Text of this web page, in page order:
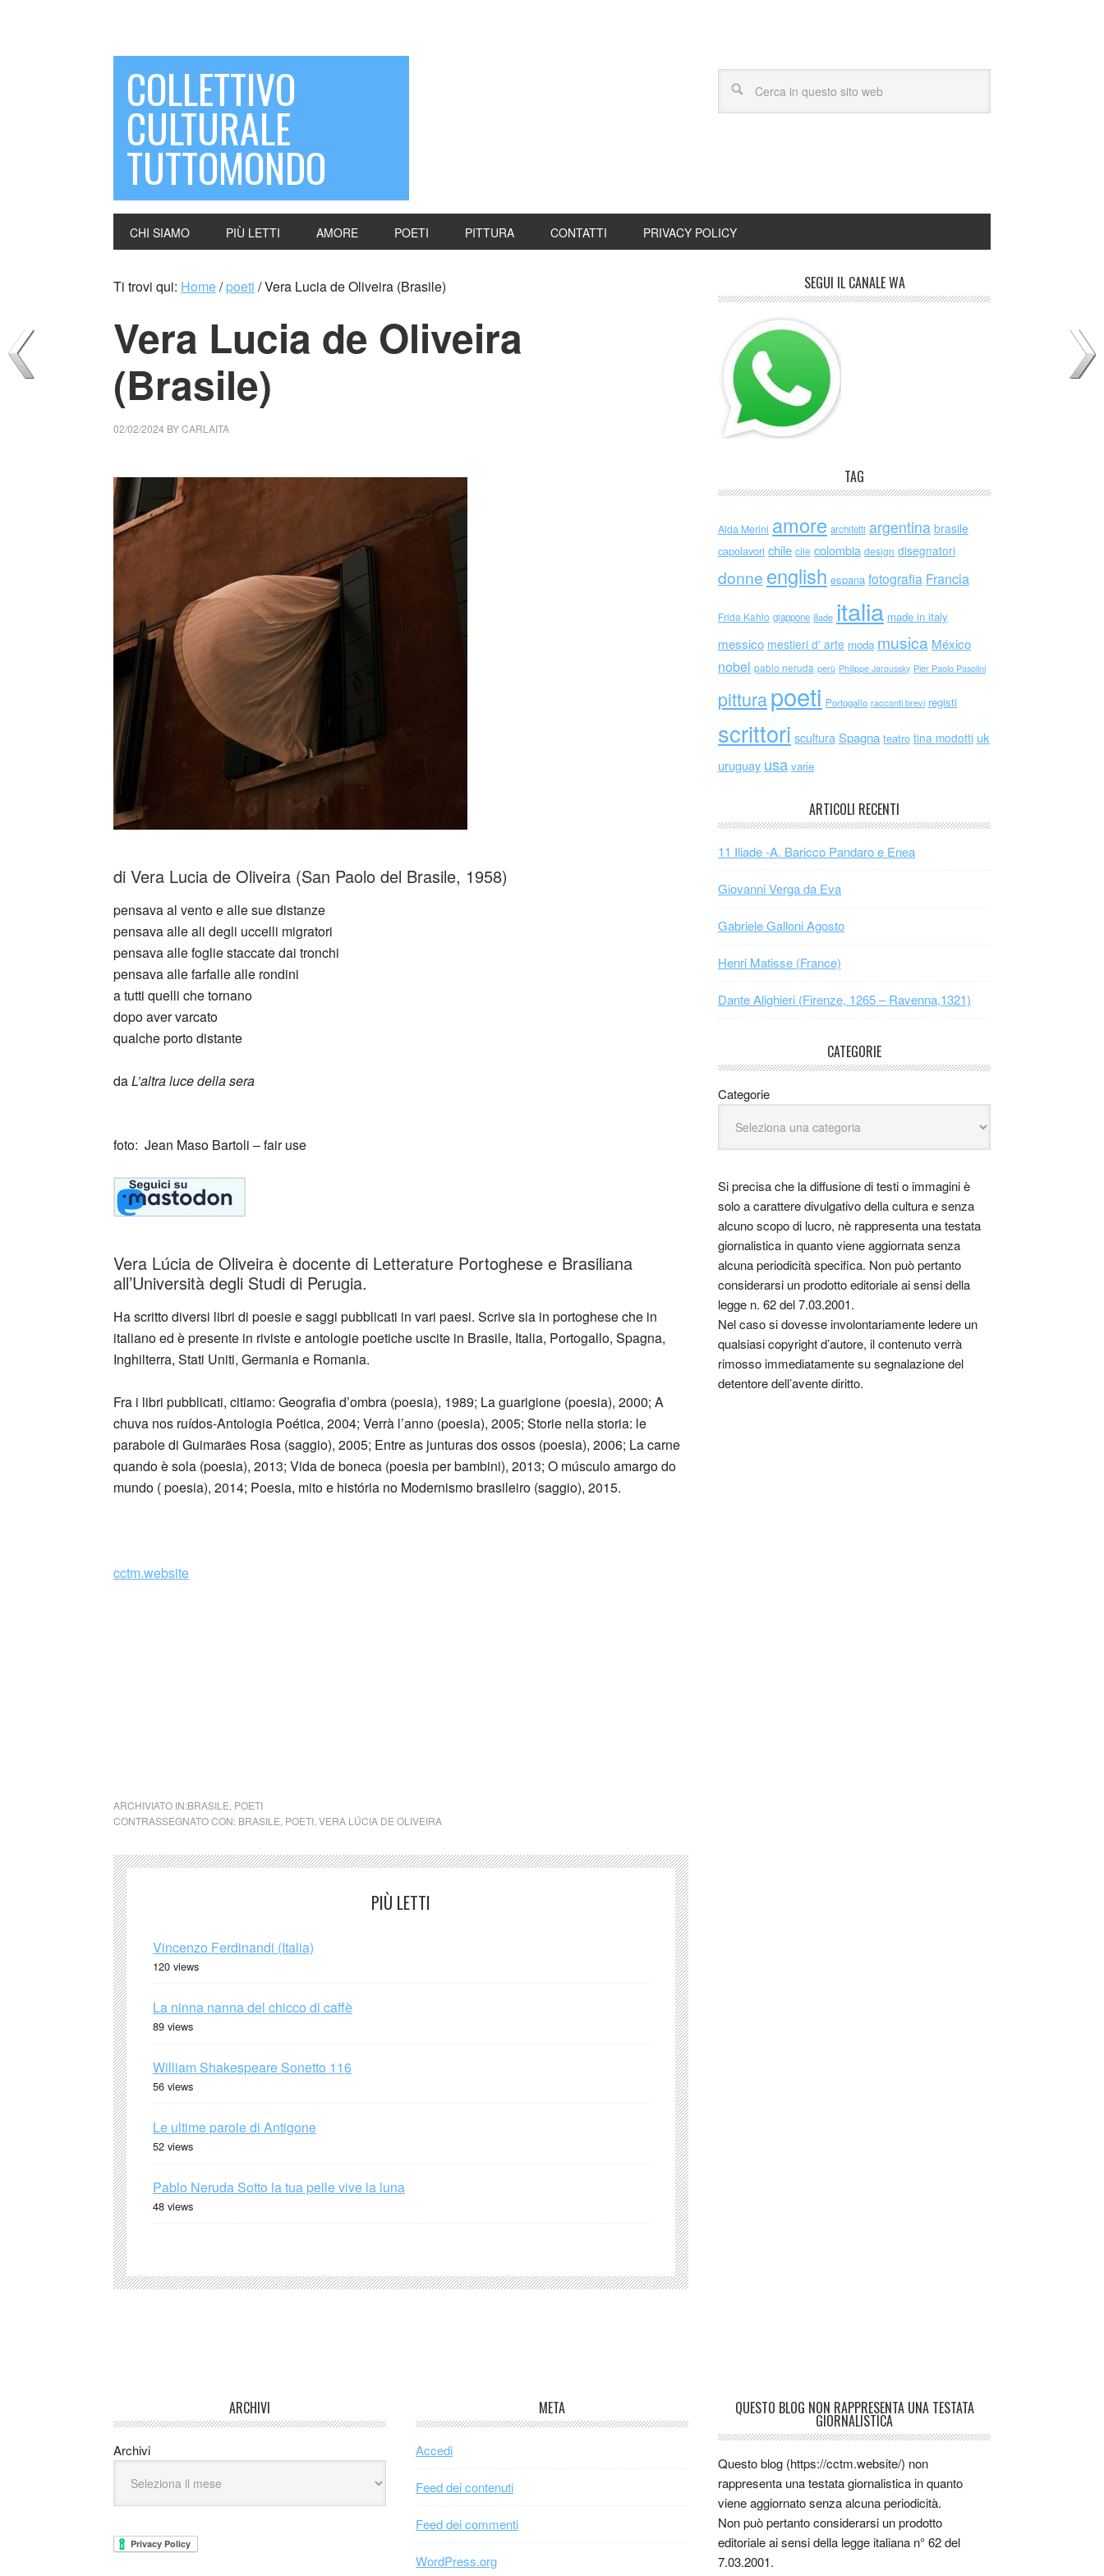
COLLETTIVO
CULTURALE
TUTTOMONDO
CHI SIAMO PIÙ LETTI AMORE POETI PITTURA CONTATTI PRIVACY POLICY
Ti trovi qui: Home/ poeti /Vera Lucia de Oliveira (Brasile)
Vera Lucia de Oliveira
(Brasile)
02/02/2024 BYCARLAITA
di Vera Lucia de Oliveira (San Paolo del Brasile, 1958)
pensava al vento e alle sue distanze
pensava alle ali degli uccelli migratori
pensava alle foglie staccate dai tronchi
pensava alle farfalle alle rondini
a tutti quelli che tornano
dopo aver varcato
qualche porto distante
daL’altra luce della sera
foto: Jean Maso Bartoli – fair use
Vera Lúcia de Oliveira è docente di Letterature Portoghese e Brasiliana
all’Università degli Studi di Perugia.
Ha scritto diversi libri di poesie e saggi pubblicati in vari paesi. Scrive sia in portoghese che in
italiano ed è presente in riviste e antologie poetiche uscite in Brasile, Italia, Portogallo, Spagna,
Inghilterra, Stati Uniti, Germania e Romania.
Fra i libri pubblicati, citiamo: Geografia d’ombra (poesia), 1989; La guarigione (poesia), 2000; A
chuva nos ruídos-Antologia Poética, 2004; Verrà l’anno (poesia), 2005; Storie nella storia: le
parabole di Guimarães Rosa (saggio), 2005; Entre as junturas dos ossos (poesia), 2006; La carne
quando è sola (poesia), 2013; Vida de boneca (poesia per bambini), 2013; O músculo amargo do
mundo ( poesia), 2014; Poesia, mito e história no Modernismo brasileiro (saggio), 2015.
cctm.website
ARCHIVIATO IN:BRASILE POETI
CONTRASSEGNATO CON: BRASILE POETI VERA LÚCIA DE OLIVEIRA
PIÙ LETTI
Vincenzo Ferdinandi (Italia)
120 views
La ninna nanna del chicco di caffè
89 views
William Shakespeare Sonetto 116
56 views
Le ultime parole di Antigone
52 views
Pablo Neruda Sotto la tua pelle vive la luna
48 views
SEGUI IL CANALE WA
TAG
Alda Merini amore architetti argentina brasile
capolavori chile cile colombia design disegnatori
donne english espana fotografia Francia
Frida Kahlo giappone iliade italia made in italy
messico mestieri d' arte moda musica México
nobel pablo neruda perù Philippe Jaroussky Pier Paolo Pasolini
pitturapoeti Portogallo racconti brevi registi
scrittori scultura Spagna teatro tina modotti uk
uruguay usa varie
ARTICOLI RECENTI
11 Iliade -A. Baricco Pandaro e Enea
Giovanni Verga da Eva
Gabriele Galloni Agosto
Henri Matisse (France)
Dante Alighieri (Firenze, 1265 – Ravenna,1321)
CATEGORIE
Categorie
Si precisa che la diffusione di testi o immagini è
solo a carattere divulgativo della cultura e senza
alcuno scopo di lucro, nè rappresenta una testata
giornalistica in quanto viene aggiornata senza
alcuna periodicità specifica. Non può pertanto
considerarsi un prodotto editoriale ai sensi della
legge n. 62 del 7.03.2001.
Nel caso si dovesse involontariamente ledere un
qualsiasi copyright d’autore, il contenuto verrà
rimosso immediatamente su segnalazione del
detentore dell’avente diritto.
ARCHIVI
Archivi
META
Accedi
Feed dei contenuti
Feed dei commenti
WordPress.org
QUESTO BLOG NON RAPPRESENTA UNA TESTATA
GIORNALISTICA
Questo blog (https://cctm.website/) non
rappresenta una testata giornalistica in quanto
viene aggiornato senza alcuna periodicità.
Non può pertanto considerarsi un prodotto
editoriale ai sensi della legge italiana n° 62 del
7.03.2001.